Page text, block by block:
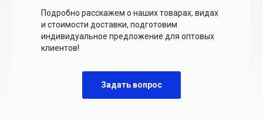
Подробно расскажем о наших товарах, видах
и стоимости доставки, подготовим
индивидуальное предложение для оптовых
клиентов!
Задать вопрос